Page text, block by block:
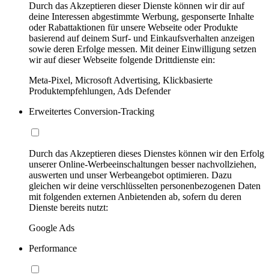
Durch das Akzeptieren dieser Dienste können wir dir auf
deine Interessen abgestimmte Werbung, gesponserte Inhalte
oder Rabattaktionen für unsere Webseite oder Produkte
basierend auf deinem Surf- und Einkaufsverhalten anzeigen
sowie deren Erfolge messen. Mit deiner Einwilligung setzen
wir auf dieser Webseite folgende Drittdienste ein:
Meta-Pixel, Microsoft Advertising, Klickbasierte
Produktempfehlungen, Ads Defender
Erweitertes Conversion-Tracking
Durch das Akzeptieren dieses Dienstes können wir den Erfolg
unserer Online-Werbeeinschaltungen besser nachvollziehen,
auswerten und unser Werbeangebot optimieren. Dazu
gleichen wir deine verschlüsselten personenbezogenen Daten
mit folgenden externen Anbietenden ab, sofern du deren
Dienste bereits nutzt:
Google Ads
Performance